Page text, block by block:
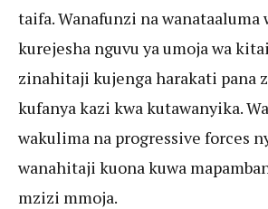
taifa. Wanafunzi na wanataaluma
kurejesha nguvu ya umoja wa
zinahitaji kujenga harakati pana
kufanya kazi kwa kutawanyika.
wakulima na progressive forces
wanahitaji kuona kuwa
mzizi mmoja.